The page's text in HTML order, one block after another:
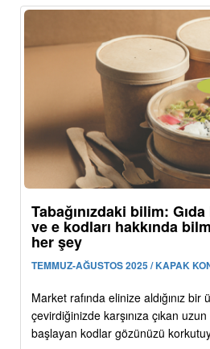
Tabağınızdaki bilim:
ve e kodları hakkında
her şey
TEMMUZ-AĞUSTOS 2025 / KAPAK
Market rafında elinize aldığınız
çevirdiğinizde karşınıza çıkan
başlayan kodlar gözünüzü